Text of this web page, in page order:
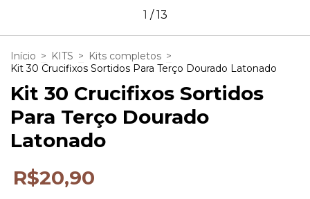
1 /13
Início > KITS > Kits completos >
Kit 30 Crucifixos Sortidos Para Terço Dourado Latonado
Kit 30 Crucifixos Sortidos
Para Terço Dourado
Latonado
R$20,90